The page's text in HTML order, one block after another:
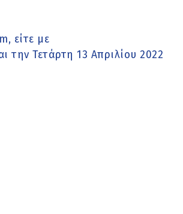
είτε με
την Τετάρτη 13 Απριλίου 2022